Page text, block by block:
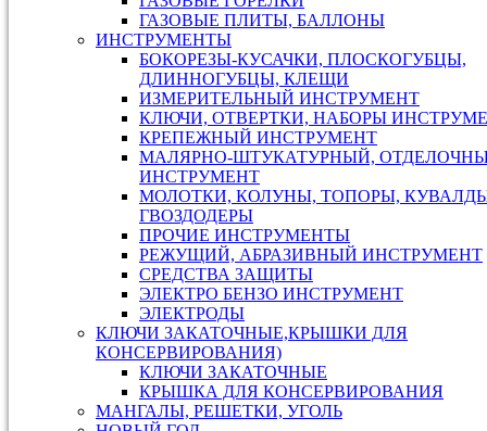
ГАЗОВЫЕ ПЛИТЫ, БАЛЛОНЫ
ИНСТРУМЕНТЫ
БОКОРЕЗЫ-КУСАЧКИ, ПЛОСКОГУБЦЫ,
ДЛИННОГУБЦЫ, КЛЕЩИ
ИЗМЕРИТЕЛЬНЫЙ ИНСТРУМЕНТ
КЛЮЧИ, ОТВЕРТКИ, НАБОРЫ
КРЕПЕЖНЫЙ ИНСТРУМЕНТ
МАЛЯРНО-ШТУКАТУРНЫЙ,
ИНСТРУМЕНТ
МОЛОТКИ, КОЛУНЫ, ТОПОРЫ,
ГВОЗДОДЕРЫ
ПРОЧИЕ ИНСТРУМЕНТЫ
РЕЖУЩИЙ, АБРАЗИВНЫЙ ИНСТРУМЕНТ
СРЕДСТВА ЗАЩИТЫ
ЭЛЕКТРО БЕНЗО ИНСТРУМЕНТ
ЭЛЕКТРОДЫ
КЛЮЧИ ЗАКАТОЧНЫЕ,КРЫШКИ ДЛЯ
КОНСЕРВИРОВАНИЯ)
КЛЮЧИ ЗАКАТОЧНЫЕ
КРЫШКА ДЛЯ КОНСЕРВИРОВАНИЯ
МАНГАЛЫ, РЕШЕТКИ, УГОЛЬ